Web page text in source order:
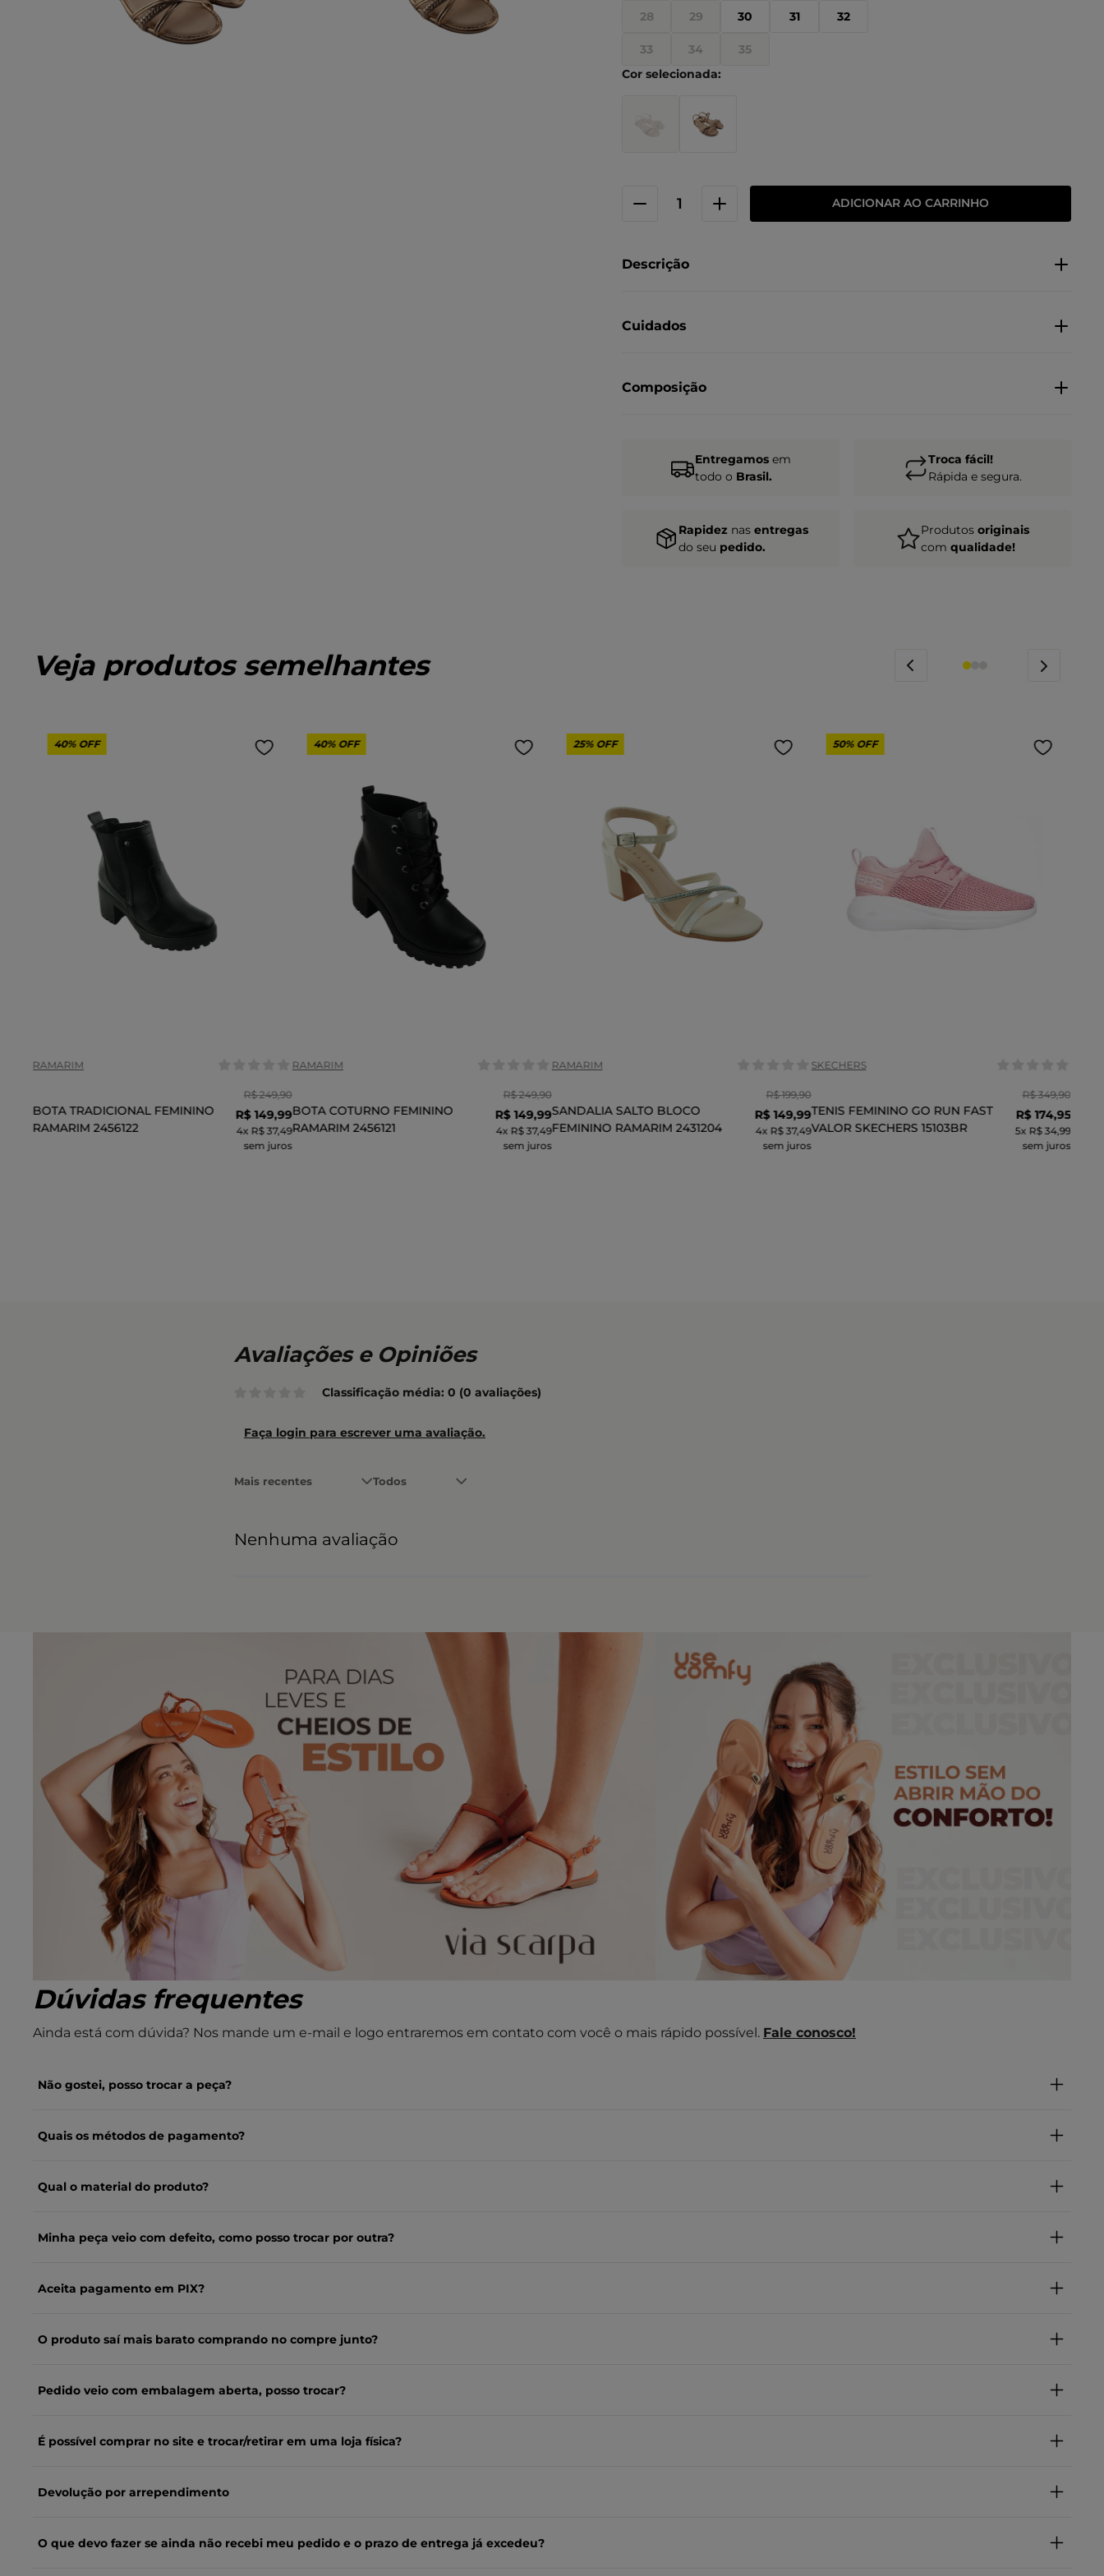
28 29 30 31 32
33 34 35
ADICIONAR AO CARRINHO
Descrição
Cuidados
Composição
Entregamos em
todo o Brasil.
Troca fácil!
Rápida e segura.
Rapidez nas entregas
do seu pedido.
Produtos originais
com qualidade!
Veja produtos semelhantes
40% OFF
RAMARIM
BOTA TRADICIONAL FEMININO
RAMARIM 2456122
R$ 249,90
R$ 149,99
4x R$ 37,49
sem juros
40% OFF
RAMARIM
BOTA COTURNO FEMININO
RAMARIM 2456121
R$ 249,90
R$ 149,99
4x R$ 37,49
sem juros
25% OFF
RAMARIM
SANDALIA SALTO BLOCO
FEMININO RAMARIM 2431204
R$ 199,90
R$ 149,99
4x R$ 37,49
sem juros
50% OFF
SKECHERS
TENIS FEMININO GO RUN FAST
VALOR SKECHERS 15103BR
R$ 349,90
R$ 174,95
5x R$ 34,99
sem juros
Classificação média: 0 (0 avaliações)
Faça login para escrever uma avaliação.
Mais recentes Todos
Nenhuma avaliação
Dúvidas frequentes
Ainda está com dúvida? Nos mande um e-mail e logo entraremos em contato com você o mais rápido possível. Fale conosco!
Não gostei, posso trocar a peça?
Quais os métodos de pagamento?
Qual o material do produto?
Minha peça veio com defeito, como posso trocar por outra?
Aceita pagamento em PIX?
O produto saí mais barato comprando no compre junto?
Pedido veio com embalagem aberta, posso trocar?
É possível comprar no site e trocar/retirar em uma loja física?
Devolução por arrependimento
O que devo fazer se ainda não recebi meu pedido e o prazo de entrega já excedeu?